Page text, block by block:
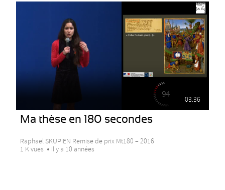
03:36
Ma thèse en 180 secondes
Raphael SKUPIEN Remise de prix Mt180 – 2016
1 K vues
Il y a 10 années